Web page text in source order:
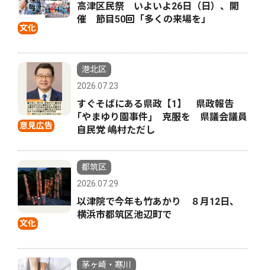
文化
高津区民祭 いよいよ26日（日）、開
催 節目50回「多くの来場を」
意見広告
港北区
2026.07.23
すぐそばにある県政【1】 県政報告
｢やまゆり園事件｣ 克服を 県議会議員
自民党 嶋村ただし
文化
都筑区
2026.07.29
以津院で今年も竹あかり ８月12日、
横浜市都筑区池辺町で
茅ヶ崎・寒川